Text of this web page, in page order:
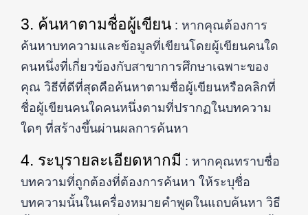
3. ค้นหาตามชื่อผู้เขียน : หากคุณต้องการ
ค้นหาบทความและข้อมูลที่เขียนโดยผู้เขียนคนใด
คนหนึ่งที่เกี่ยวข้องกับสาขาการศึกษาเฉพาะของ
คุณ วิธีที่ดีที่สุดคือค้นหาตามชื่อผู้เขียนหรือคลิกที่
ชื่อผู้เขียนคนใดคนหนึ่งตามที่ปรากฏในบทความ
ใดๆ ที่สร้างขึ้นผ่านผลการค้นหา
4. ระบุรายละเอียดหากมี : หากคุณทราบชื่อ
บทความที่ถูกต้องที่ต้องการค้นหา ให้ระบุชื่อ
บทความนั้นในเครื่องหมายคำพูดในแถบค้นหา วิธี